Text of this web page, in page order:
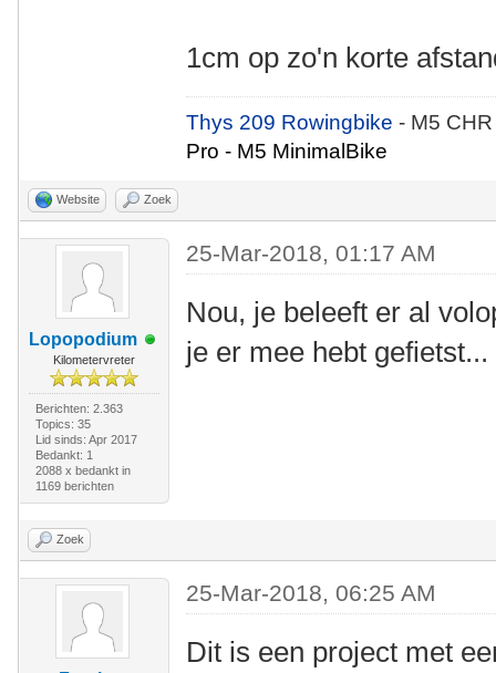
1cm op zo'n korte
Thys 209 Rowingbike- M5
Pro - M5 MinimalBike
Website Zoek
Lopopodium
Kilometervreter
Berichten: 2.363
Topics: 35
Lid sinds: Apr 2017
Bedankt: 1
2088 x bedankt in
1169 berichten
25-Mar-2018, 01:17 AM
Nou, je beleeft er al
je er mee hebt gefietst...
Zoek
25-Mar-2018, 06:25 AM
Dit is een project met